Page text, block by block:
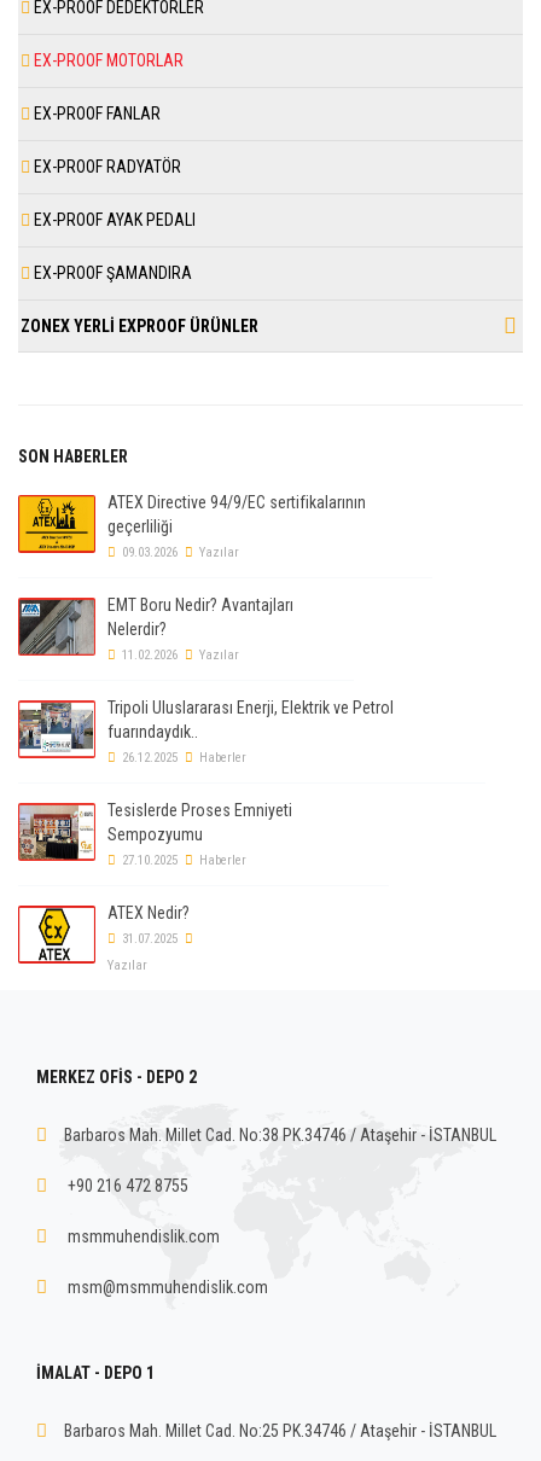
EX-PROOF DEDEKTÖRLER
EX-PROOF MOTORLAR
EX-PROOF FANLAR
EX-PROOF RADYATÖR
EX-PROOF AYAK PEDALI
EX-PROOF ŞAMANDIRA
ZONEX YERLİ EXPROOF ÜRÜNLER
SON HABERLER
ATEX Directive 94/9/EC sertifikalarının
geçerliliği
09.03.2026 Yazılar
EMT Boru Nedir? Avantajları
Nelerdir?
11.02.2026 Yazılar
Tripoli Uluslararası Enerji, Elektrik ve Petrol
fuarındaydık..
26.12.2025 Haberler
Tesislerde Proses Emniyeti
Sempozyumu
27.10.2025 Haberler
ATEX Nedir?
31.07.2025
Yazılar
MERKEZ OFİS - DEPO 2
Barbaros Mah. Millet Cad. No:38 PK.34746 / Ataşehir - İSTANBUL
+90 216 472 8755
msmmuhendislik.com
msm@msmmuhendislik.com
İMALAT - DEPO 1
Barbaros Mah. Millet Cad. No:25 PK.34746 / Ataşehir - İSTANBUL